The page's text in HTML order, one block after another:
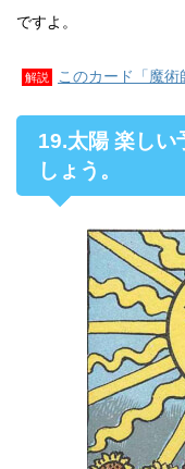
ですよ。
解説 このカード「魔術
19.太陽 楽しい
しょう。